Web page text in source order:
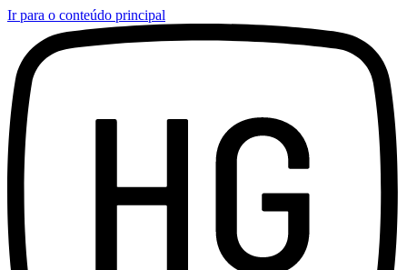
Ir para o conteúdo principal